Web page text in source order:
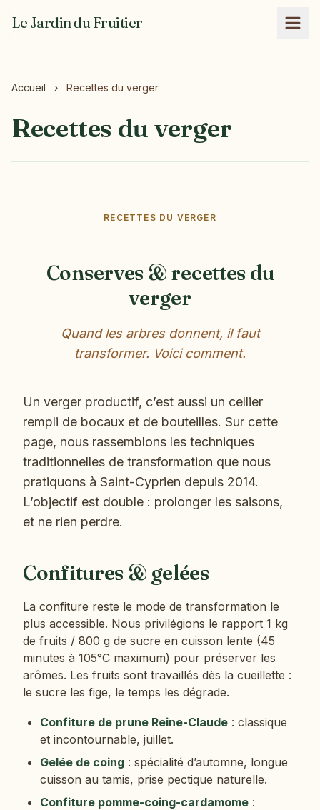
Le Jardin du Fruitier
Accueil › Recettes du verger
Recettes du verger
RECETTES DU VERGER
Conserves & recettes du
verger
Quand les arbres donnent, il faut
transformer. Voici comment.
Un verger productif, c’est aussi un cellier
rempli de bocaux et de bouteilles. Sur cette
page, nous rassemblons les techniques
traditionnelles de transformation que nous
pratiquons à Saint-Cyprien depuis 2014.
L’objectif est double : prolonger les saisons,
et ne rien perdre.
Confitures & gelées
La confiture reste le mode de transformation le
plus accessible. Nous privilégions le rapport 1 kg
de fruits / 800 g de sucre en cuisson lente (45
minutes à 105°C maximum) pour préserver les
arômes. Les fruits sont travaillés dès la cueillette :
le sucre les fige, le temps les dégrade.
Confiture de prune Reine-Claude : classique
et incontournable, juillet.
Gelée de coing : spécialité d’automne, longue
cuisson au tamis, prise pectique naturelle.
Confiture pomme-coing-cardamome :